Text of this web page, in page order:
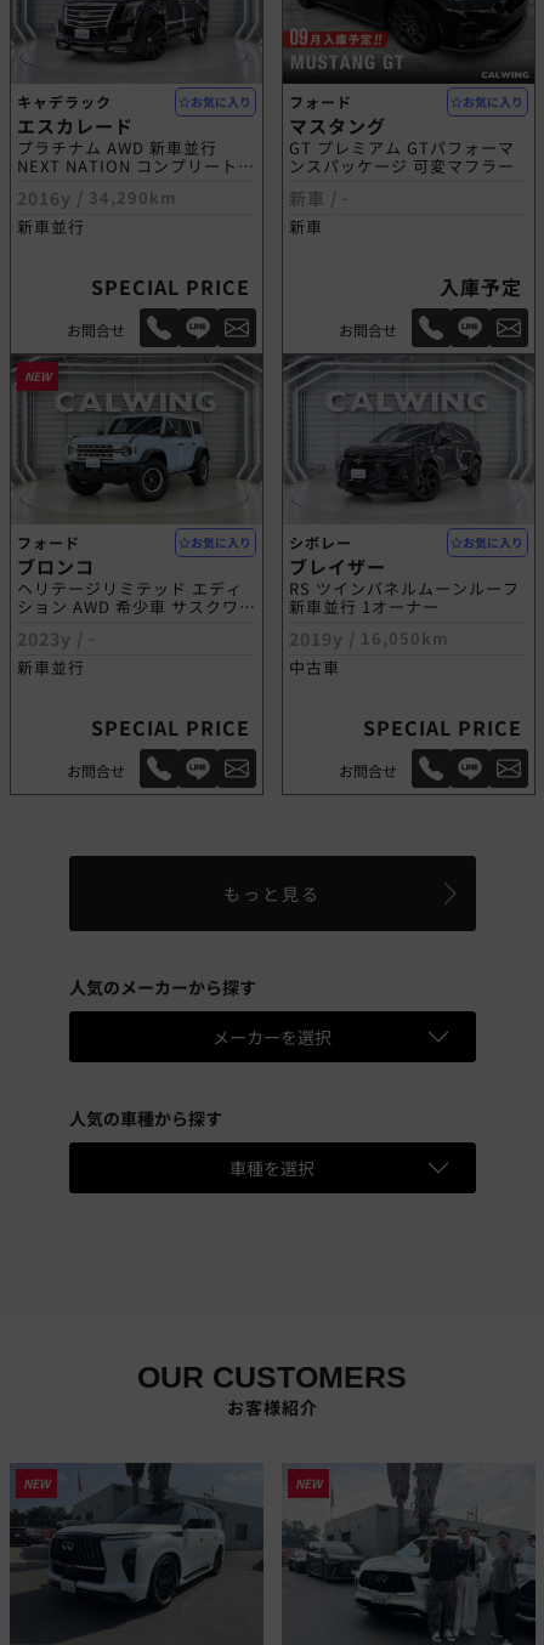
お気に入り
キャデラック
エスカレード
プラチナム AWD 新車並行
NEXT NATION コンプリートモ
2016y / 34,290km
新車並行
SPECIAL PRICE
お問合せ
お気に入り
フォード
マスタング
GT プレミアム GTパフォーマ
ンスパッケージ 可変マフラー
新車 / -
新車
入庫予定
お問合せ
NEW
お気に入り
フォード
ブロンコ
ヘリテージリミテッド エディ
ション AWD 希少車 サスクワッ
2023y / -
新車並行
SPECIAL PRICE
お問合せ
お気に入り
シボレー
ブレイザー
RS ツインパネルムーンルーフ
新車並行 1オーナー
2019y / 16,050km
中古車
SPECIAL PRICE
お問合せ
もっと見る
人気のメーカーから探す
メーカーを選択
人気の車種から探す
車種を選択
OUR CUSTOMERS
お客様紹介
NEW NEW